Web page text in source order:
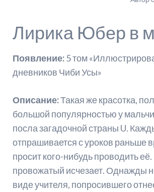
Лирика Юбер в
Появление:5 том
дневников Чиби Усы»
Описание:Такая же красотка,
большой популярностью у
посла загадочной страны U.
отпрашивается с уроков раньше
просит кого-нибудь проводить
провожатый исчезает. Однажды
виде учителя, попросившего